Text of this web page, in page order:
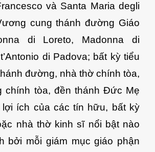
và Santa Maria degli
cung thánh đường Giáo
di Loreto, Madonna di
di Padova; bất kỳ tiểu
đường, nhà thờ chính tòa,
chính tòa, đền thánh Đức Mẹ
ích của các tín hữu, bất kỳ
nhà thờ kinh sĩ nổi bật nào
bởi mỗi giám mục giáo phận